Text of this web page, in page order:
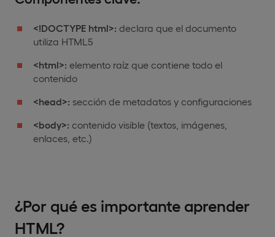
<!DOCTYPE html>: declara que el documento
utiliza HTML5
<html>: elemento raíz que contiene todo el
contenido
<head>: sección de metadatos y configuraciones
<body>: contenido visible (textos, imágenes,
enlaces, etc.)
¿Por qué es importante aprender
HTML?